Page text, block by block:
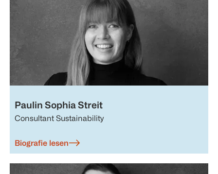
Paulin Sophia Streit
Consultant Sustainability
Biografie lesen